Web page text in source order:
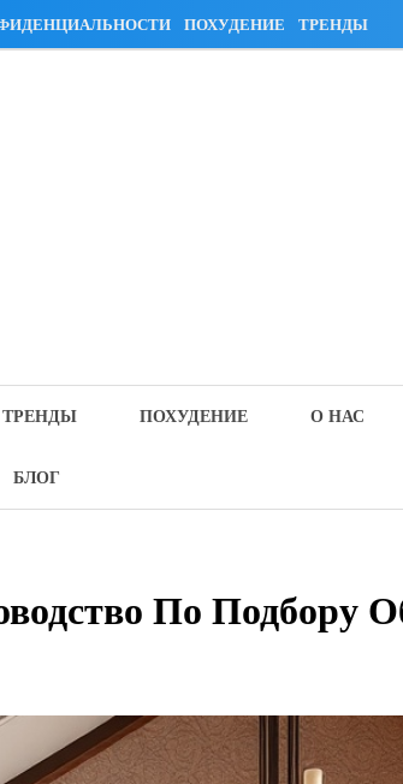
ПОХУДЕНИЕ ТРЕНДЫ
ТРЕНДЫ ПОХУДЕНИЕ О НАС
БЛОГ
По Подбору